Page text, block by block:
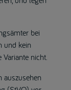
bei
und kein
nicht.
auszusehen